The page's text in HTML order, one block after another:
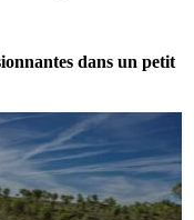
dans un petit